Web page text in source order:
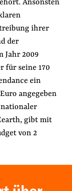
Ansonsten
ihrer
der
Jahr 2009
für seine 170
ein
angegeben
nationaler
gibt mit
von 2